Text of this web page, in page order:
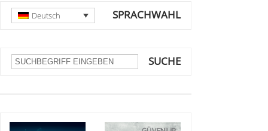
SPRACHWAHL
Deutsch
SUCHE